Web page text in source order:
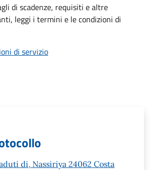
di scadenze, requisiti e altre
leggi i termini e le condizioni di
di servizio
di, Nassiriya 24062 Costa